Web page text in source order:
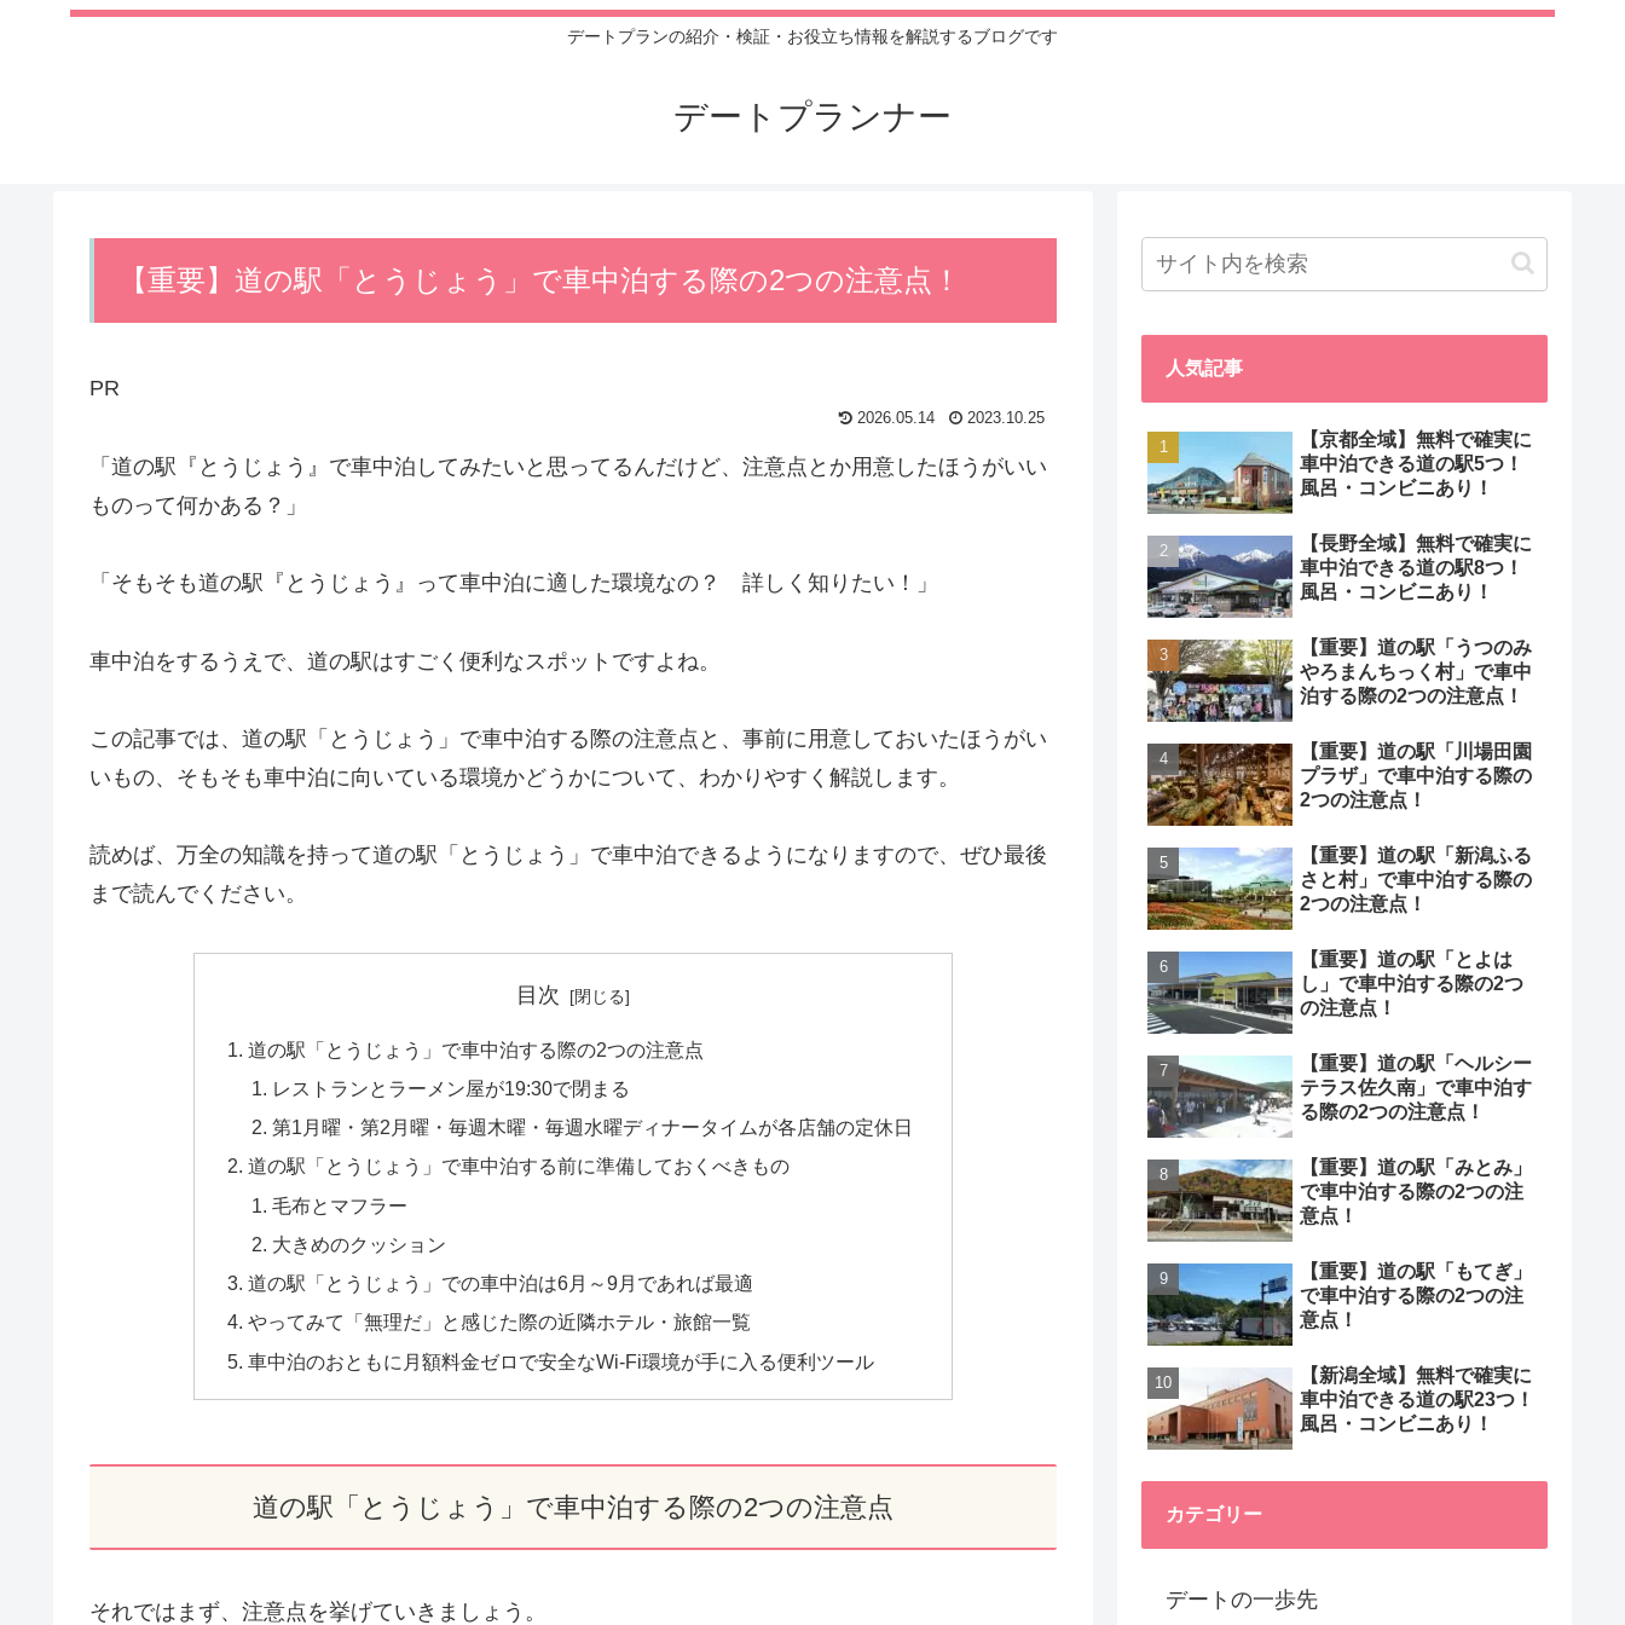
デートプランの紹介・検証・お役立ち情報を解説するブログです
デートプランナー
【重要】道の駅「とうじょう」で車中泊する際の2つの注意点！
PR
2026.05.14 2023.10.25
「道の駅『とうじょう』で車中泊してみたいと思ってるんだけど、注意点とか用意したほうがいい
ものって何かある？」
「そもそも道の駅『とうじょう』って車中泊に適した環境なの？ 詳しく知りたい！」
車中泊をするうえで、道の駅はすごく便利なスポットですよね。
この記事では、道の駅「とうじょう」で車中泊する際の注意点と、事前に用意しておいたほうがい
いもの、そもそも車中泊に向いている環境かどうかについて、わかりやすく解説します。
読めば、万全の知識を持って道の駅「とうじょう」で車中泊できるようになりますので、ぜひ最後
まで読んでください。
目次
道の駅「とうじょう」で車中泊する際の2つの注意点
レストランとラーメン屋が19:30で閉まる
第1月曜・第2月曜・毎週木曜・毎週水曜ディナータイムが各店舗の定休日
道の駅「とうじょう」で車中泊する前に準備しておくべきもの
毛布とマフラー
大きめのクッション
道の駅「とうじょう」での車中泊は6月～9月であれば最適
やってみて「無理だ」と感じた際の近隣ホテル・旅館一覧
車中泊のおともに月額料金ゼロで安全なWi-Fi環境が手に入る便利ツール
道の駅「とうじょう」で車中泊する際の2つの注意点
それではまず、注意点を挙げていきましょう。
人気記事
【京都全域】無料で確実に
車中泊できる道の駅5つ！
風呂・コンビニあり！
【長野全域】無料で確実に
車中泊できる道の駅8つ！
風呂・コンビニあり！
【重要】道の駅「うつのみ
やろまんちっく村」で車中
泊する際の2つの注意点！
【重要】道の駅「川場田園
プラザ」で車中泊する際の
2つの注意点！
【重要】道の駅「新潟ふる
さと村」で車中泊する際の
2つの注意点！
【重要】道の駅「とよは
し」で車中泊する際の2つ
の注意点！
【重要】道の駅「ヘルシー
テラス佐久南」で車中泊す
る際の2つの注意点！
【重要】道の駅「みとみ」
で車中泊する際の2つの注
意点！
【重要】道の駅「もてぎ」
で車中泊する際の2つの注
意点！
【新潟全域】無料で確実に
車中泊できる道の駅23つ！
風呂・コンビニあり！
カテゴリー
デートの一歩先